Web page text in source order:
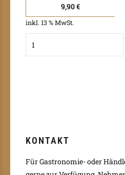
9,90€
inkl. 13 % MwSt.
KONTAKT
Für Gastronomie- oder